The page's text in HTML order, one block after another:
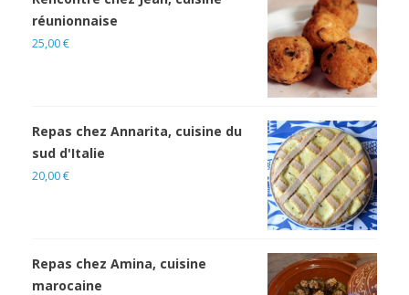
réunionnaise
25,00€
Repas chez Annarita, cuisine du
sud d'Italie
20,00€
Repas chez Amina, cuisine
marocaine